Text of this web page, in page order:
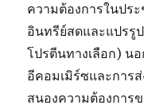
ความต้องการในปร
อินทรีย์สดและแปรรู
โปรตีนทางเลือก) น
อีคอมเมิร์ซและการ
สนองความต้องการ